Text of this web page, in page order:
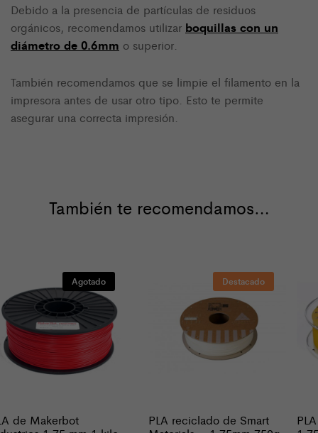
Debido a la presencia de partículas de residuos
orgánicos, recomendamos utilizar boquillas con un
diámetro de 0.6mm o superior.
También recomendamos que se limpie el filamento en la
impresora antes de usar otro tipo. Esto te permite
asegurar una correcta impresión.
También te recomendamos…
Agotado
de Makerbot
Destacado
PLA reciclado de Smart